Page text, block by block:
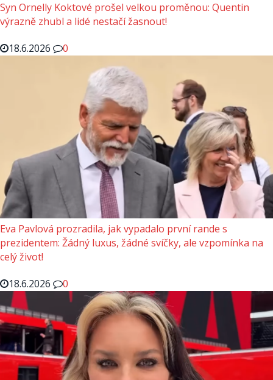
Syn Ornelly Koktové prošel velkou proměnou: Quentin
výrazně zhubl a lidé nestačí žasnout!
18.6.2026
0
Eva Pavlová prozradila, jak vypadalo první rande s
prezidentem: Žádný luxus, žádné svíčky, ale vzpomínka na
celý život!
18.6.2026
0